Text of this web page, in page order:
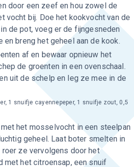
door een zeef en hou zowel de
vocht bij. Doe het kookvocht van de
de pot, voeg er de fijngesneden
en breng het geheel aan de kook.
af en bewaar opnieuw het
de groenten in een ovenschaal.
uit de schelp en leg ze mee in de
het mosselvocht in een steelpan
geheel. Laat boter smelten in
roer ze vervolgens door het
met het citroensap, een snuif
1 snuifje cayennepeper, 1 snuifje zout, 0,5